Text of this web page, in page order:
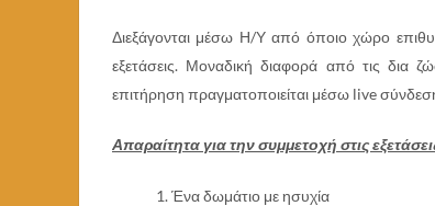
Διεξάγονται μέσω Η/Υ από όποιο χώρο
εξετάσεις. Μοναδική διαφορά από τις δια
επιτήρηση πραγματοποιείται μέσω live
Απαραίτητα για την συμμετοχή στις
Ένα δωμάτιο με ησυχία